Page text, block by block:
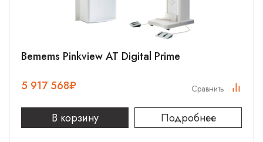
Bemems Pinkview AT Digital Prime
5 917 568₽
В корзину Подробнее
Сравнить